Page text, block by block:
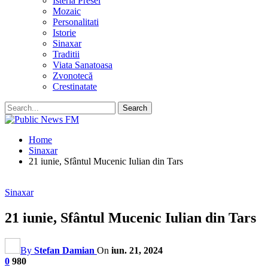
Mozaic
Personalitati
Istorie
Sinaxar
Traditii
Viata Sanatoasa
Zvonotecă
Crestinatate
Home
Sinaxar
21 iunie, Sfântul Mucenic Iulian din Tars
Sinaxar
21 iunie, Sfântul Mucenic Iulian din Tars
By Stefan Damian On iun. 21, 2024
0 980